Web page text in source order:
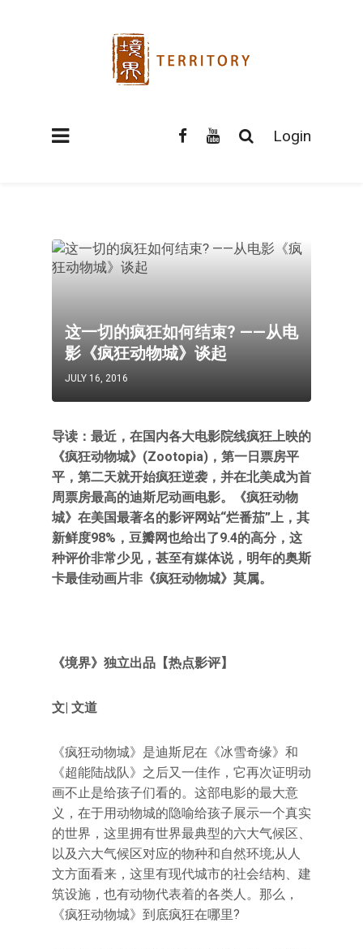
Login
这一切的疯狂如何结束? ——从电
影《疯狂动物城》谈起
JULY 16, 2016
导读：最近，在国内各大电影院线疯狂上映的
《疯狂动物城》(Zootopia)，第一日票房平
平，第二天就开始疯狂逆袭，并在北美成为首
周票房最高的迪斯尼动画电影。《疯狂动物
城》在美国最著名的影评网站“烂番茄”上，其
新鲜度98%，豆瓣网也给出了9.4的高分，这
种评价非常少见，甚至有媒体说，明年的奥斯
卡最佳动画片非《疯狂动物城》莫属。
《境界》独立出品【热点影评】
文| 文道
《疯狂动物城》是迪斯尼在《冰雪奇缘》和
《超能陆战队》之后又一佳作，它再次证明动
画不止是给孩子们看的。这部电影的最大意
义，在于用动物城的隐喻给孩子展示一个真实
的世界，这里拥有世界最典型的六大气候区、
以及六大气候区对应的物种和自然环境;从人
文方面看来，这里有现代城市的社会结构、建
筑设施，也有动物代表着的各类人。那么，
《疯狂动物城》到底疯狂在哪里?